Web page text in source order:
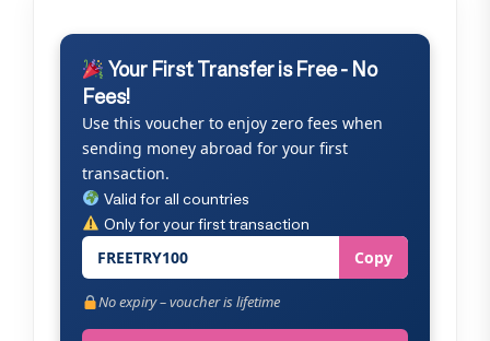
Your First Transfer is Free - No
Fees!
Use this voucher to enjoy zero fees when
sending money abroad for your first
transaction.
Valid for all countries
Only for your first transaction
FREETRY100 Copy
No expiry – voucher is lifetime